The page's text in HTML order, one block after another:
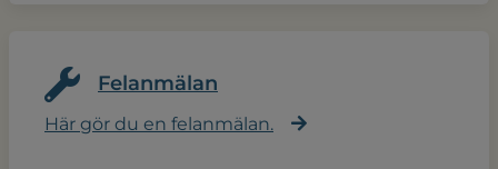
Felanmälan
Här gör du en felanmälan.